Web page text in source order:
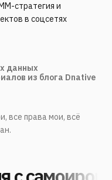
стратегия и
в соцсетях
данных
из блога Dnative
все права мои, всё